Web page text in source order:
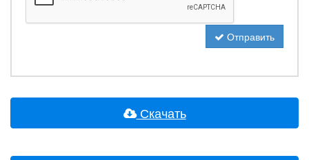
Отправить
Скачать